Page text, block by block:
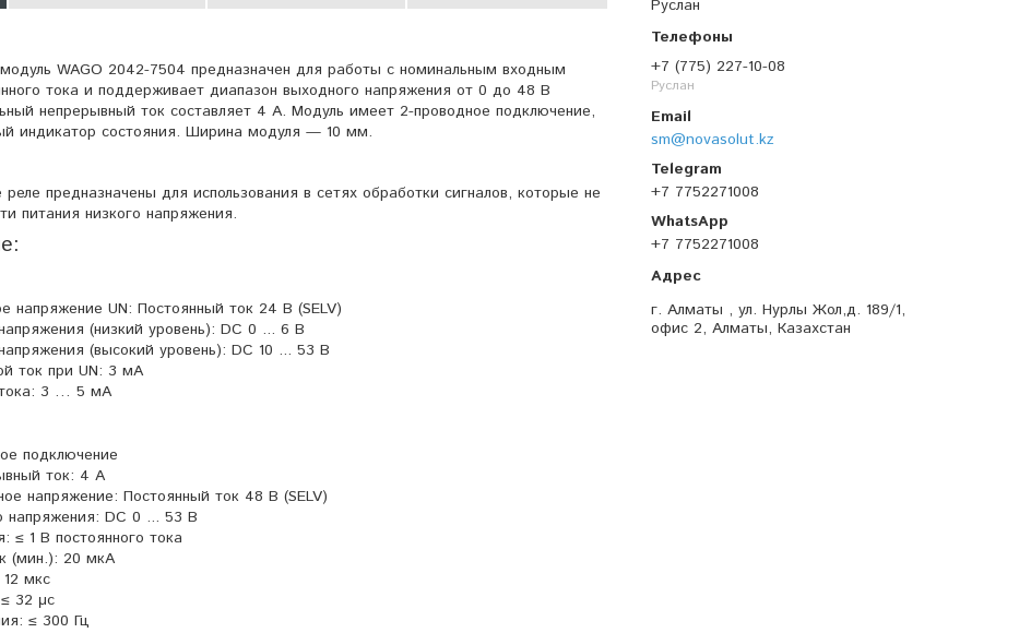
Руслан
+7 (775) 227-10-08
Руслан
sm@novasolut.kz
+7 7752271008
+7 7752271008
г. Алматы , ул. Нурлы Жол,д. 189/1,
офис 2, Алматы, Казахстан
WAGO 2042-7504 предназначен для работы с номинальным входным
тока и поддерживает диапазон выходного напряжения от 0 до 48 В
непрерывный ток составляет 4 А. Модуль имеет 2-проводное подключение,
индикатор состояния. Ширина модуля — 10 мм.
предназначены для использования в сетях обработки сигналов, которые не
питания низкого напряжения.
напряжение UN: Постоянный ток 24 В (SELV)
(низкий уровень): DC 0 ... 6 В
(высокий уровень): DC 10 ... 53 В
ток при UN: 3 мА
тока: 3 … 5 мА
подключение
ток: 4 А
напряжение: Постоянный ток 48 В (SELV)
напряжения: DC 0 ... 53 В
≤ 1 В постоянного тока
(мин.): 20 мкА
мкс
32 μс
≤ 300 Гц